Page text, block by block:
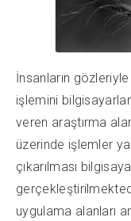
İnsanların
işlemini
veren araştırma
üzerinde işlemler
çıkarılması
uygulama alanları